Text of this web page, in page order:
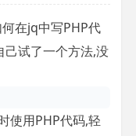
在jq中写PHP代
己试了一个方法,没
使用PHP代码,轻